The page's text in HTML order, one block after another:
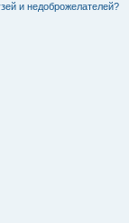
и недоброжелателей?